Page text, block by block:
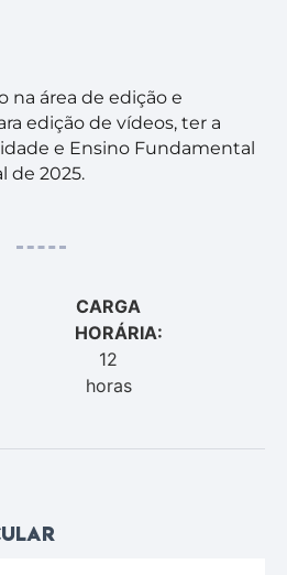
na área de edição e
edição de vídeos, ter a
e Ensino Fundamental
de 2025.
CARGA
HORÁRIA:
12
horas